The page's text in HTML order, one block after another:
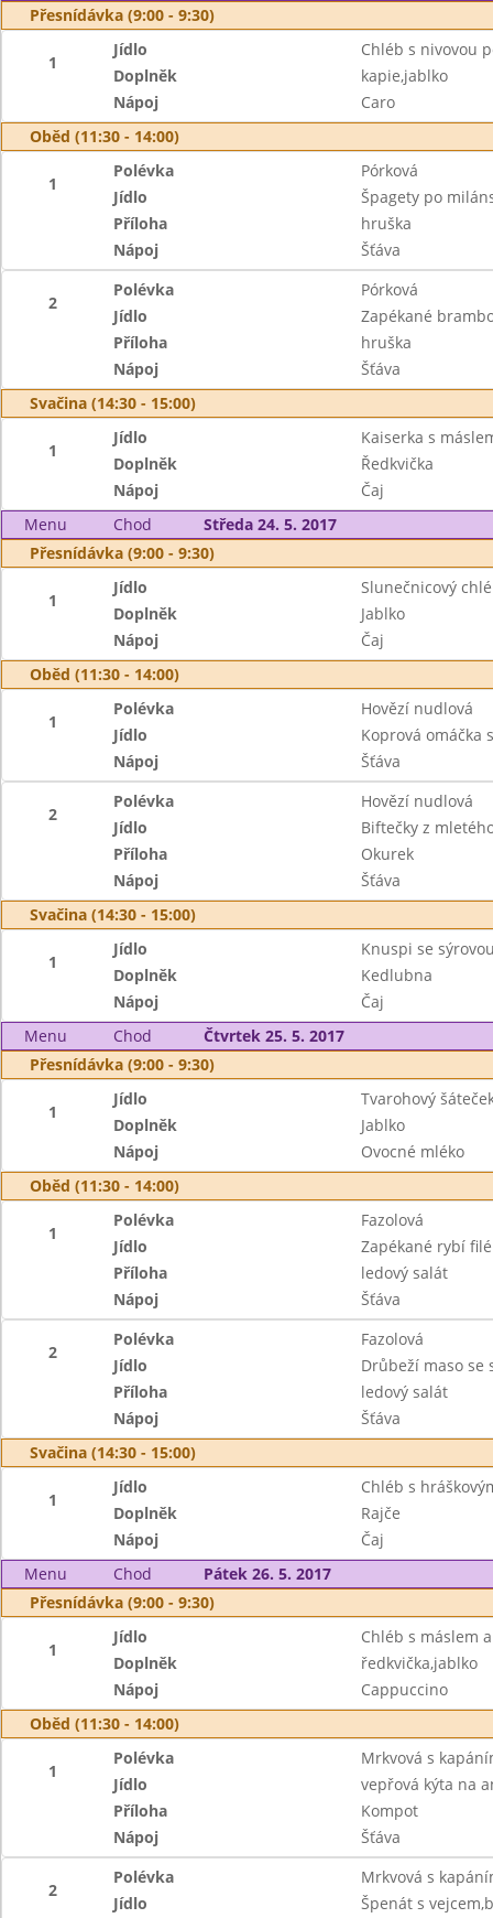
Přesnídávka (9:00 - 9:30)
1
Jídlo
Chléb s nivovou
Doplněk
kapie,jablko
Nápoj
Caro
Oběd (11:30 - 14:00)
1
Polévka
Pórková
Jídlo
Špagety po
Příloha
hruška
Nápoj
Šťáva
2
Polévka
Pórková
Jídlo
Zapékané
Příloha
hruška
Nápoj
Šťáva
Svačina (14:30 - 15:00)
1
Jídlo
Kaiserka s
Doplněk
Ředkvička
Nápoj
Čaj
Menu
Chod
Středa 24. 5. 2017
Přesnídávka (9:00 - 9:30)
1
Jídlo
Slunečnicový
Doplněk
Jablko
Nápoj
Čaj
Oběd (11:30 - 14:00)
1
Polévka
Hovězí nudlová
Jídlo
Koprová omáčka
Nápoj
Šťáva
2
Polévka
Hovězí nudlová
Jídlo
Biftečky z
Příloha
Okurek
Nápoj
Šťáva
Svačina (14:30 - 15:00)
1
Jídlo
Knuspi se
Doplněk
Kedlubna
Nápoj
Čaj
Menu
Chod
Čtvrtek 25. 5. 2017
Přesnídávka (9:00 - 9:30)
1
Jídlo
Tvarohový
Doplněk
Jablko
Nápoj
Ovocné mléko
Oběd (11:30 - 14:00)
1
Polévka
Fazolová
Jídlo
Zapékané rybí
Příloha
ledový salát
Nápoj
Šťáva
2
Polévka
Fazolová
Jídlo
Drůbeží maso se
Příloha
ledový salát
Nápoj
Šťáva
Svačina (14:30 - 15:00)
1
Jídlo
Chléb s
Doplněk
Rajče
Nápoj
Čaj
Menu
Chod
Pátek 26. 5. 2017
Přesnídávka (9:00 - 9:30)
1
Jídlo
Chléb s máslem
Doplněk
ředkvička,jablko
Nápoj
Cappuccino
Oběd (11:30 - 14:00)
1
Polévka
Mrkvová s
Jídlo
vepřová kýta na
Příloha
Kompot
Nápoj
Šťáva
2
Polévka
Mrkvová s
Jídlo
Špenát s